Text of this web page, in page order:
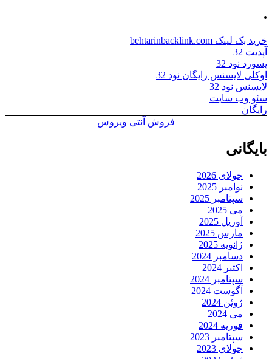
.
خرید بک لینک behtarinbacklink.com
آپدیت 32
پسورد نود 32
اوکلی لایسنس رایگان نود 32
لایسنس نود 32
سئو وب سایت
رایگان
فروش آنتی ویروس
بایگانی
جولای 2026
نوامبر 2025
سپتامبر 2025
می 2025
آوریل 2025
مارس 2025
ژانویه 2025
دسامبر 2024
اکتبر 2024
سپتامبر 2024
آگوست 2024
ژوئن 2024
می 2024
فوریه 2024
سپتامبر 2023
جولای 2023